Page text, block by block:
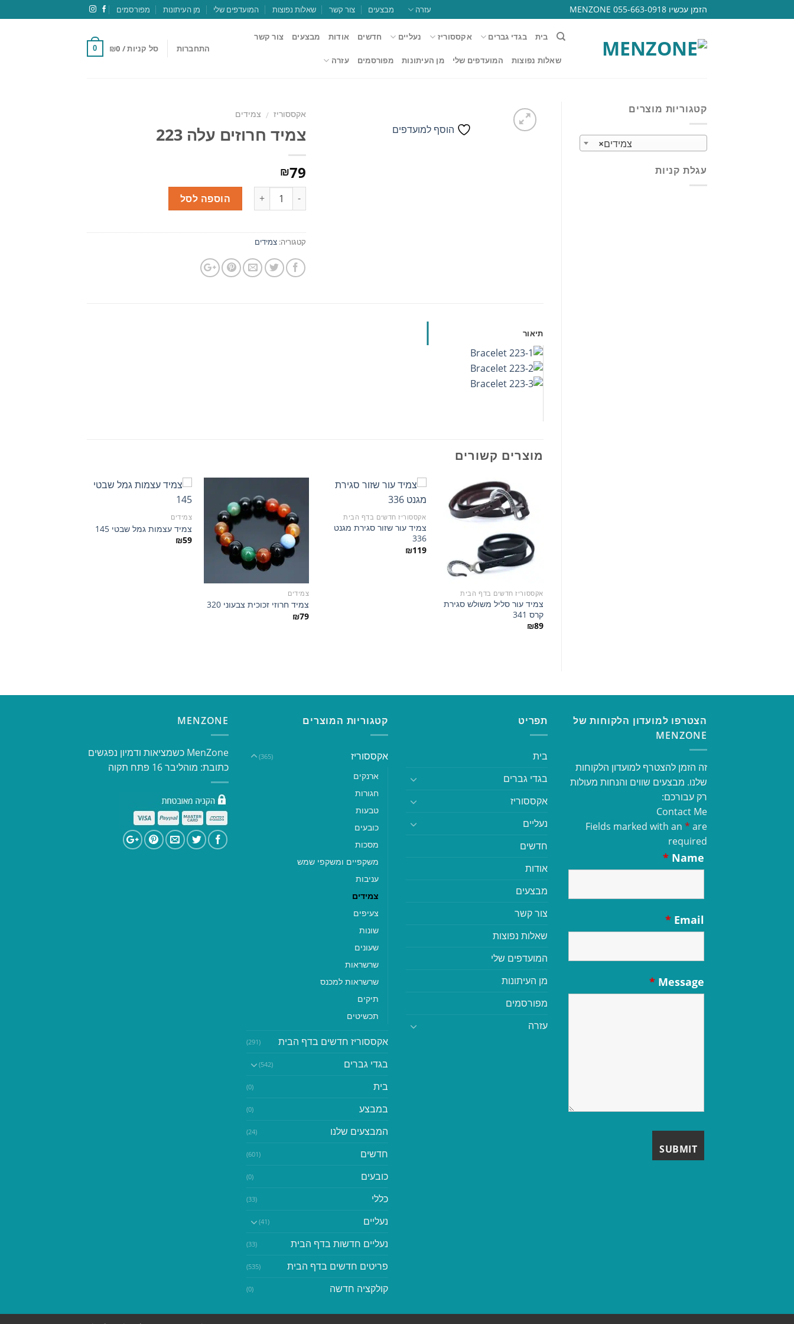
to
הזמן עכשיו 055-663-0918 MENZONE עזרה מבצעים צור קשר שאלות נפוצות המועדפים שלי מן העיתונות מפורסמים
בית בגדי גברים אקססוריז נעליים חדשים אודות מבצעים צור קשר
שאלות נפוצות המועדפים שלי מן העיתונות מפורסמים עזרה
התחברות סל קניות / ₪0
0
הוסף למועדפים
אקססוריז / צמידים
צמיד חרוזים עלה 223
₪79
הוספה לסל
קטגוריה: צמידים
תיאור
מוצרים קשורים
אקססוריז חדשים בדף הבית
צמיד עור סליל משולש סגירת
קרס 341
₪89
הוסף
אקססוריז חדשים בדף הבית
צמיד עור שזור סגירת מגנט
336
₪119
הוסף
למועדפים
צמידים
צמיד חרוזי זכוכית צבעוני 320
₪79
הוסף
צמידים
צמיד עצמות גמל שבטי 145
₪59
קטגוריות מוצרים
×צמידים
עגלת קניות
הצטרפו למועדון הלקוחות של
MENZONE
זה הזמן להצטרף למועדון הלקוחות
שלנו. מבצעים שווים והנחות מעולות
רק עבורכם:
Contact Me
Fields marked with an * are
required
Name
*
Email
*
Message
*
תפריט
בית
בגדי גברים
אקססוריז
נעליים
חדשים
אודות
מבצעים
צור קשר
שאלות נפוצות
המועדפים שלי
מן העיתונות
מפורסמים
עזרה
קטגוריות המוצרים
אקססוריז (365)
ארנקים
חגורות
טבעות
כובעים
מסכות
משקפיים ומשקפי שמש
עניבות
צמידים
צעיפים
שונות
שעונים
שרשראות
שרשראות למכנס
תיקים
תכשיטים
אקססוריז חדשים בדף הבית (291)
בגדי גברים (542)
בית (0)
במבצע (0)
המבצעים שלנו (24)
חדשים (601)
כובעים (0)
כללי (33)
נעליים (41)
נעליים חדשות בדף הבית (33)
פריטים חדשים בדף הבית (535)
קולקציה חדשה (0)
MENZONE
​​MenZone כשמציאות ודמיון נפגשים​
כתובת: מוהליבר 16 פתח תקוה